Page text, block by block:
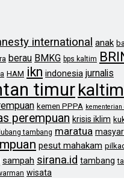
international anak
berau BMKG bps kaltim
HAM ikn indonesia jurnalis
timurkaltim
kemen PPPA kementerian
perempuan krisis iklim
lubang tambang maratua
pesut mahakam
sampah sirana.id tambang
wisata